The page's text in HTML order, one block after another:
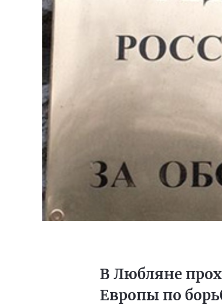
В Любляне
Европы по